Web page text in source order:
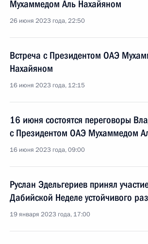
Мухаммедом Аль Нахайяном
26 июня 2023 года, 22:50
Встреча с Президентом ОАЭ
Нахайяном
16 июня 2023 года, 12:15
16 июня состоятся переговоры
с Президентом ОАЭ Мухаммедом
16 июня 2023 года, 09:00
Руслан Эдельгериев принял
Дабийской Неделе устойчивого
19 января 2023 года, 17:00